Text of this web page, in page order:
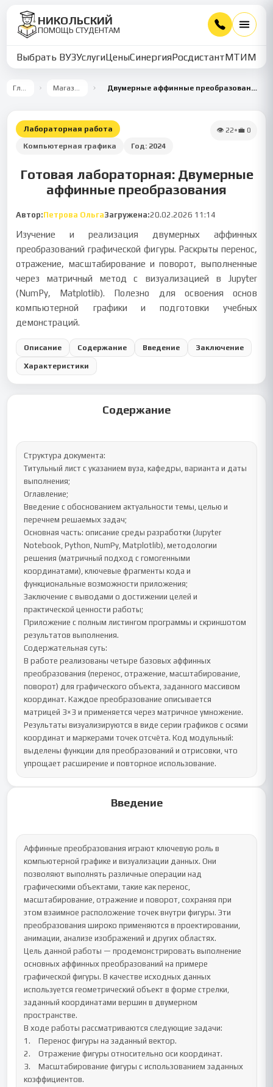
НИКОЛЬСКИЙ
ПОМОЩЬ СТУДЕНТАМ
Выбрать ВУЗУслугиЦеныСинергияРосдистантМТИММУ
Главная Магазин работ Двумерные аффинные преобразования графических объектов
Лабораторная работа
Компьютерная графика
Год: 2024
👁 22•💼 0
Готовая лабораторная: Двумерные
аффинные преобразования
Автор:Петрова ОльгаЗагружена:20.02.2026 11:14
Изучение и реализация двумерных аффинных
преобразований графической фигуры. Раскрыты перенос,
отражение, масштабирование и поворот, выполненные
через матричный метод с визуализацией в Jupyter
(NumPy, Matplotlib). Полезно для освоения основ
компьютерной графики и подготовки учебных
демонстраций.
Описание Содержание Введение Заключение
Характеристики
Содержание
Структура документа:
Титульный лист с указанием вуза, кафедры, варианта и даты
выполнения;
Оглавление;
Введение с обоснованием актуальности темы, целью и
перечнем решаемых задач;
Основная часть: описание среды разработки (Jupyter
Notebook, Python, NumPy, Matplotlib), методологии
решения (матричный подход с гомогенными
координатами), ключевые фрагменты кода и
функциональные возможности приложения;
Заключение с выводами о достижении целей и
практической ценности работы;
Приложение с полным листингом программы и скриншотом
результатов выполнения.
Содержательная суть:
В работе реализованы четыре базовых аффинных
преобразования (перенос, отражение, масштабирование,
поворот) для графического объекта, заданного массивом
координат. Каждое преобразование описывается
матрицей 3×3 и применяется через матричное умножение.
Результаты визуализируются в виде серии графиков с осями
координат и маркерами точек отсчёта. Код модульный:
выделены функции для преобразований и отрисовки, что
упрощает расширение и повторное использование.
Введение
Аффинные преобразования играют ключевую роль в
компьютерной графике и визуализации данных. Они
позволяют выполнять различные операции над
графическими объектами, такие как перенос,
масштабирование, отражение и поворот, сохраняя при
этом взаимное расположение точек внутри фигуры. Эти
преобразования широко применяются в проектировании,
анимации, анализе изображений и других областях.
Цель данной работы — продемонстрировать выполнение
основных аффинных преобразований на примере
графической фигуры. В качестве исходных данных
используется геометрический объект в форме стрелки,
заданный координатами вершин в двумерном
пространстве.
В ходе работы рассматриваются следующие задачи:
1.	Перенос фигуры на заданный вектор.
2.	Отражение фигуры относительно оси координат.
3.	Масштабирование фигуры с использованием заданных
коэффициентов.